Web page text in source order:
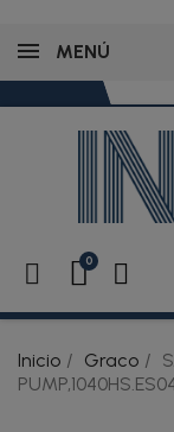
MENÚ
Inicio Graco